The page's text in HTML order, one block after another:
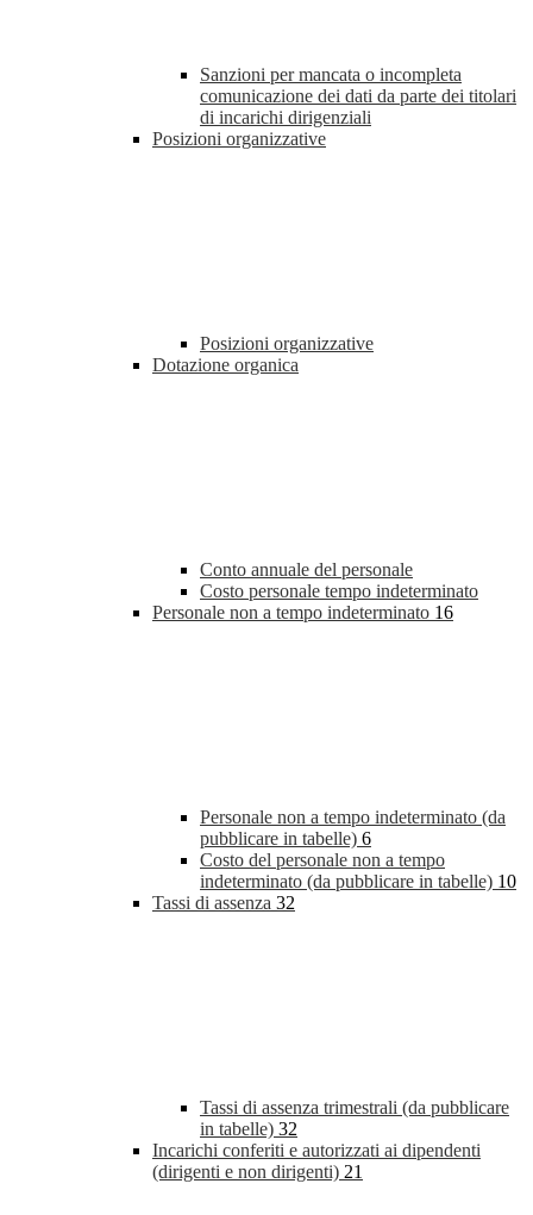
Sanzioni per mancata o incompleta
comunicazione dei dati da parte dei titolari
di incarichi dirigenziali
Posizioni organizzative
Posizioni organizzative
Dotazione organica
Conto annuale del personale
Costo personale tempo indeterminato
Personale non a tempo indeterminato 16
Personale non a tempo indeterminato (da
pubblicare in tabelle) 6
Costo del personale non a tempo
indeterminato (da pubblicare in tabelle) 10
Tassi di assenza 32
Tassi di assenza trimestrali (da pubblicare
in tabelle) 32
Incarichi conferiti e autorizzati ai dipendenti
(dirigenti e non dirigenti) 21